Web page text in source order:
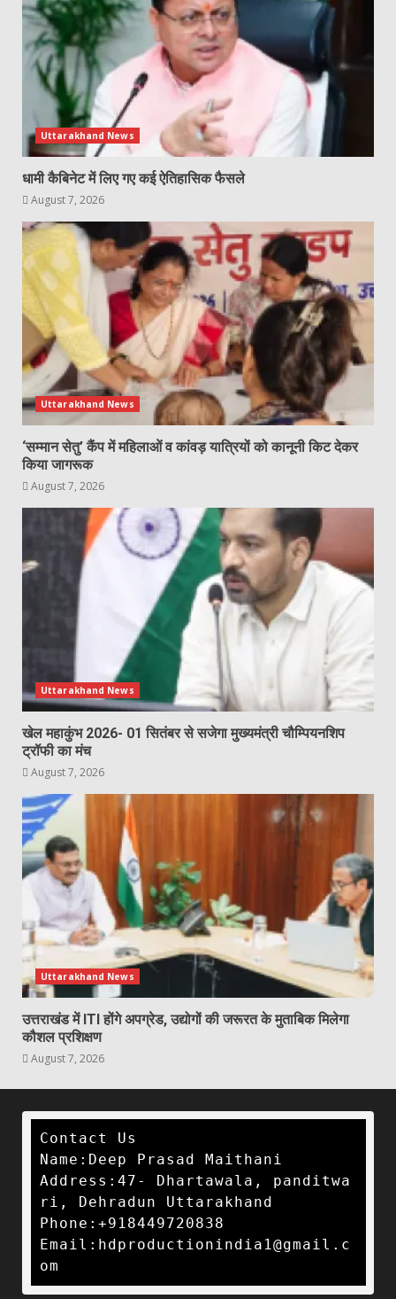
Uttarakhand News
धामी कैबिनेट में लिए गए कई ऐतिहासिक फैसले
August 7, 2026
Uttarakhand News
‘सम्मान सेतु’ कैंप में महिलाओं व कांवड़ यात्रियों को कानूनी किट देकर
किया जागरूक
August 7, 2026
Uttarakhand News
खेल महाकुंभ 2026- 01 सितंबर से सजेगा मुख्यमंत्री चौम्पियनशिप
ट्रॉफी का मंच
August 7, 2026
Uttarakhand News
उत्तराखंड में ITI होंगे अपग्रेड, उद्योगों की जरूरत के मुताबिक मिलेगा
कौशल प्रशिक्षण
August 7, 2026
Contact Us
Name:Deep Prasad Maithani
Address:47- Dhartawala, panditwa
ri, Dehradun Uttarakhand
Phone:+918449720838
Email:hdproductionindia1@gmail.c
om